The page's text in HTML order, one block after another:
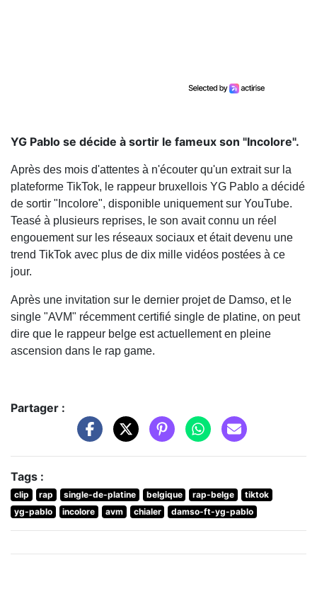
YG Pablo se décide à sortir le fameux son "Incolore".
Après des mois d'attentes à n'écouter qu'un extrait sur la
plateforme TikTok, le rappeur bruxellois YG Pablo a décidé
de sortir "Incolore", disponible uniquement sur YouTube.
Teasé à plusieurs reprises, le son avait connu un réel
engouement sur les réseaux sociaux et était devenu une
trend TikTok avec plus de dix mille vidéos postées à ce
jour.
Après une invitation sur le dernier projet de Damso, et le
single "AVM" récemment certifié single de platine, on peut
dire que le rappeur belge est actuellement en pleine
ascension dans le rap game.
Partager :
Tags :
clip rap single-de-platine belgique rap-belge
tiktok
yg-pablo
incolore avm chialer damso-ft-yg-pablo